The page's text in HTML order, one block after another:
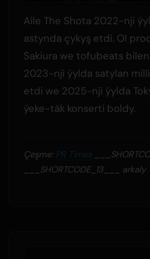
Aile The Shota 2022-nji
astynda çykyş etdi. Ol
Sakiura we tofubeats
2023-nji ýylda satylan
etdi we 2025-nji ýylda
ýeke-täk konserti boldy.
Çeşme: PR Times
___SHORTCODE_13___ arkaly